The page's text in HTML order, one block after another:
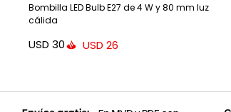
Bombilla LED Bulb E27 de 4 W y 80 mm luz
cálida
USD 30 USD 26